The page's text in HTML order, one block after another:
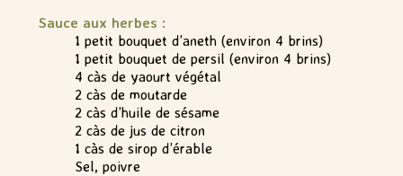
Sauce aux herbes :
1 petit bouquet d’aneth (environ 4 brins)
1 petit bouquet de persil (environ 4 brins)
4 càs de yaourt végétal
2 càs de moutarde
2 càs d’huile de sésame
2 càs de jus de citron
1 càs de sirop d’érable
Sel, poivre